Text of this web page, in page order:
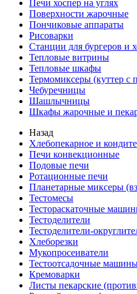
Печи хоспер на углях
Поверхности жарочные
Пончиковые аппараты
Рисоварки
Станции для бургеров и
Тепловые витрины
Тепловые шкафы
Термомиксеры (куттер с
Чебуречницы
Шашлычницы
Шкафы жарочные и
Назад
Хлебопекарное и
Печи конвекционные
Подовые печи
Ротационные печи
Планетарные миксеры
Тестомесы
Тестораскаточные
Тестоделители
Тестоделители-
Хлеборезки
Мукопросеиватели
Тестоотсадочные
Кремоварки
Листы пекарские